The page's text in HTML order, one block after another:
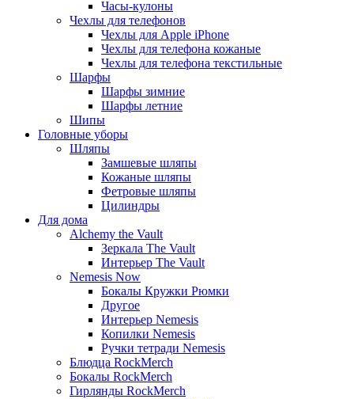
Часы-кулоны
Чехлы для телефонов
Чехлы для Apple iPhone
Чехлы для телефона кожаные
Чехлы для телефона текстильные
Шарфы
Шарфы зимние
Шарфы летние
Шипы
Головные уборы
Шляпы
Замшевые шляпы
Кожаные шляпы
Фетровые шляпы
Цилиндры
Для дома
Alchemy the Vault
Зеркала The Vault
Интерьер The Vault
Nemesis Now
Бокалы Кружки Рюмки
Другое
Интерьер Nemesis
Копилки Nemesis
Ручки тетради Nemesis
Блюдца RockMerch
Бокалы RockMerch
Гирлянды RockMerch